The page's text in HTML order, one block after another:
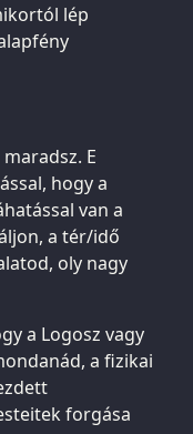
lép
E
hogy a
van a
a tér/idő
oly nagy
a Logosz vagy
a fizikai
forgása